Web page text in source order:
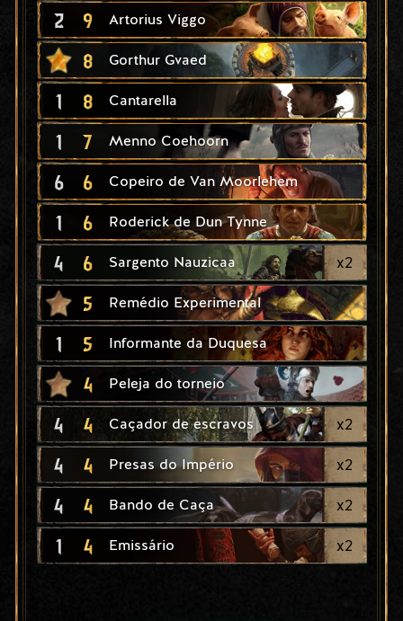
2 9 Artorius Viggo
8 Gorthur Gvaed
1 8 Cantarella
1 7 Menno Coehoorn
6 6 Copeiro de Van Moorlehem
1 6 Roderick de Dun Tynne
4 6 Sargento Nauzicaa x2
5 Remédio Experimental
1 5 Informante da Duquesa
4 Peleja do torneio
4 4 Caçador de escravos x2
4 4 Presas do Império x2
4 4 Bando de Caça x2
1 4 Emissário x2